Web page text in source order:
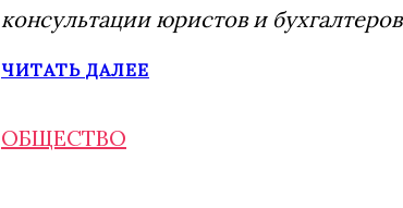
консультации юристов и бухгалтеров
ЧИТАТЬ ДАЛЕЕ
ОБЩЕСТВО